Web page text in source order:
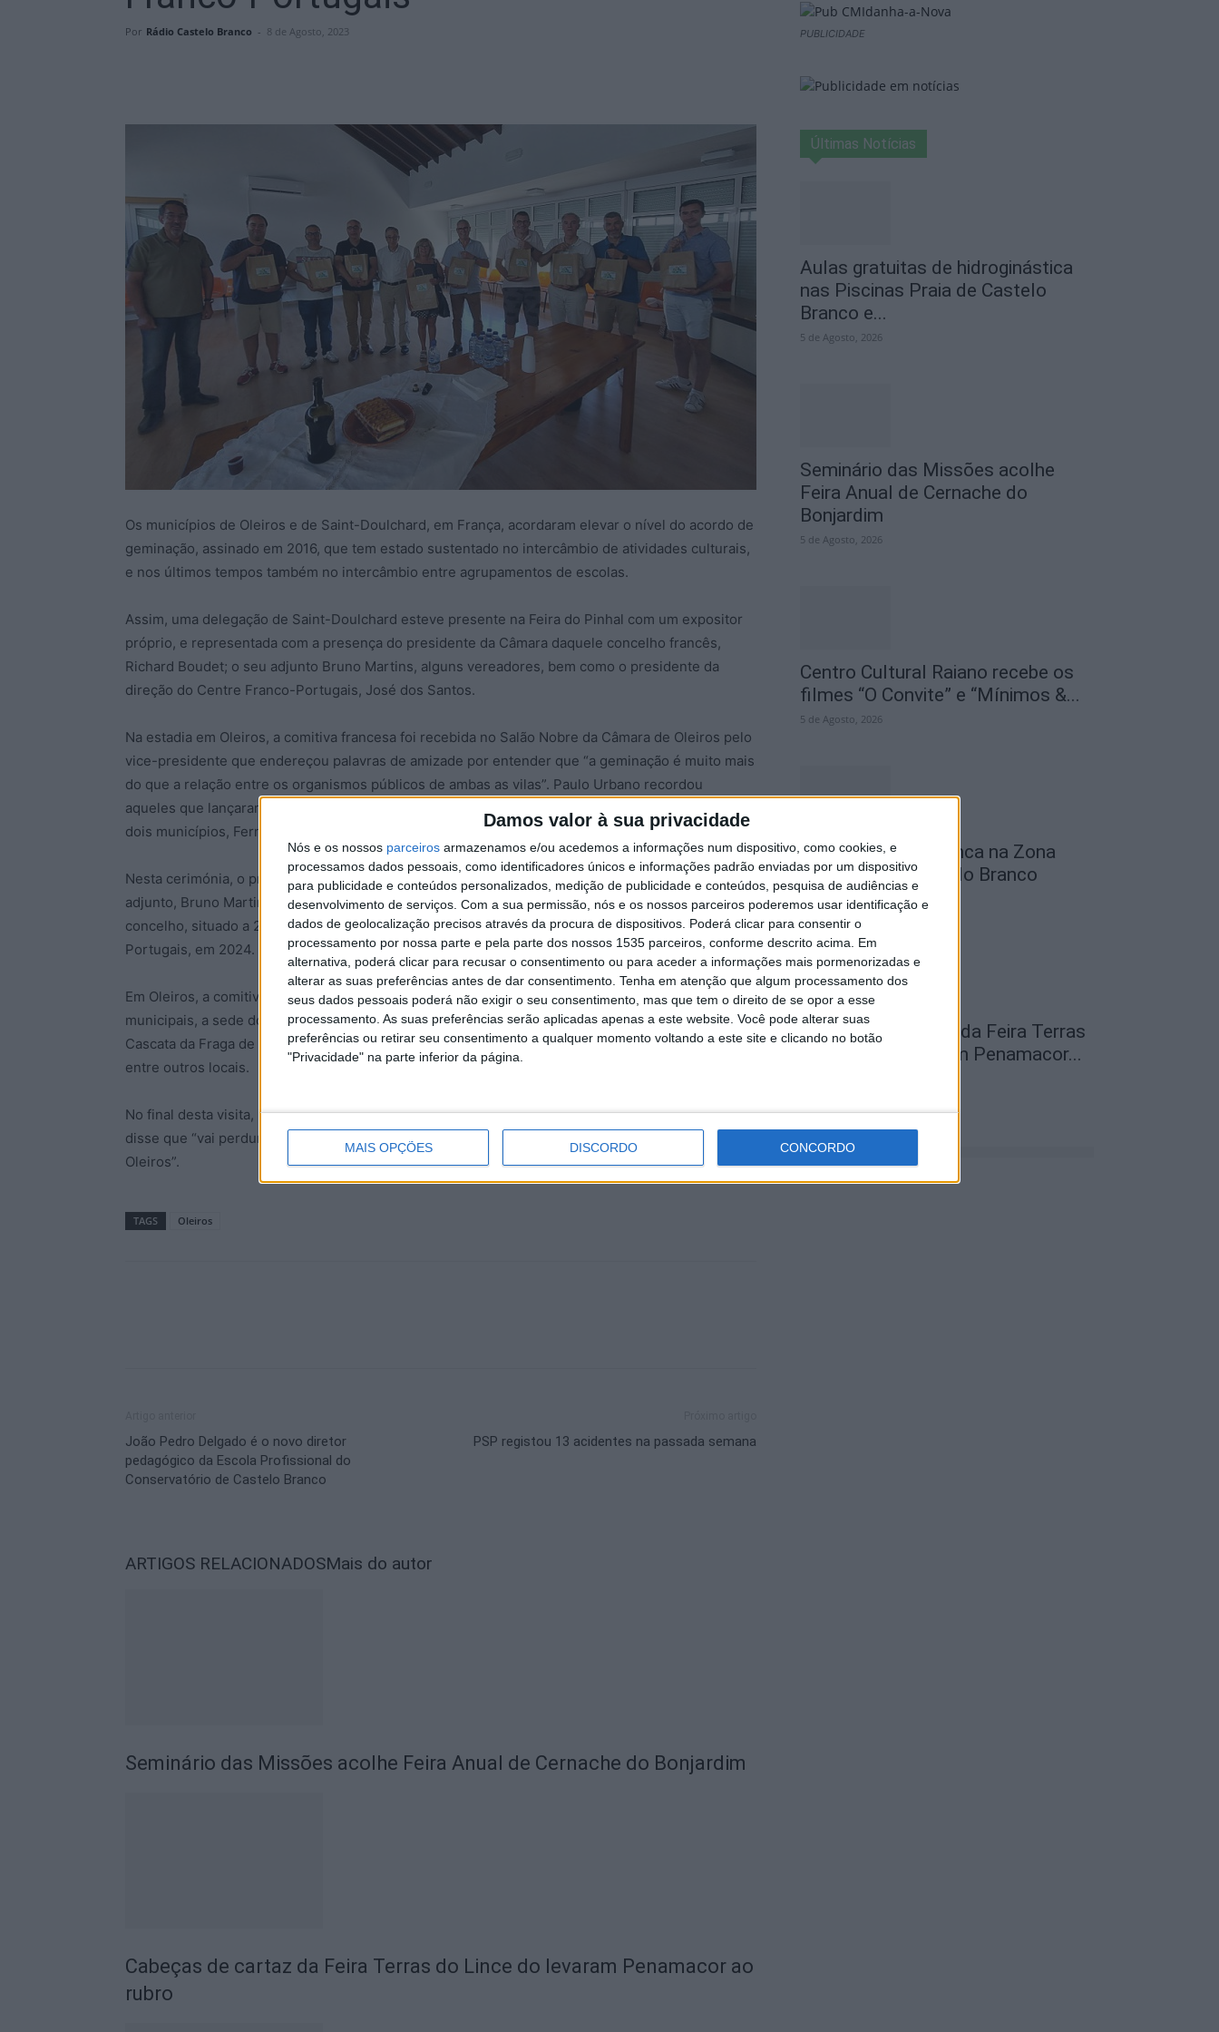
Damos valor à sua privacidade
Nós e os nossos parceiros armazenamos e/ou acedemos a informações num dispositivo, como cookies, e
processamos dados pessoais, como identificadores únicos e informações padrão enviadas por um dispositivo
para publicidade e conteúdos personalizados, medição de publicidade e conteúdos, pesquisa de audiências e
desenvolvimento de serviços. Com a sua permissão, nós e os nossos parceiros poderemos usar identificação e
dados de geolocalização precisos através da procura de dispositivos. Poderá clicar para consentir o
processamento por nossa parte e pela parte dos nossos 1535 parceiros, conforme descrito acima. Em
alternativa, poderá clicar para recusar o consentimento ou para aceder a informações mais pormenorizadas e
alterar as suas preferências antes de dar consentimento. Tenha em atenção que algum processamento dos
seus dados pessoais poderá não exigir o seu consentimento, mas que tem o direito de se opor a esse
processamento. As suas preferências serão aplicadas apenas a este website. Você pode alterar suas
preferências ou retirar seu consentimento a qualquer momento voltando a este site e clicando no botão
"Privacidade" na parte inferior da página.
MAIS OPÇÕES DISCORDO CONCORDO
Por Rádio Castelo Branco - 8 de Agosto, 2023
Os municípios de Oleiros e de Saint-Doulchard, em França, acordaram elevar o nível do acordo de
geminação, assinado em 2016, que tem estado sustentado no intercâmbio de atividades culturais,
e nos últimos tempos também no intercâmbio entre agrupamentos de escolas.
Assim, uma delegação de Saint-Doulchard esteve presente na Feira do Pinhal com um expositor
próprio, e representada com a presença do presidente da Câmara daquele concelho francês,
Richard Boudet; o seu adjunto Bruno Martins, alguns vereadores, bem como o presidente da
direção do Centre Franco-Portugais, José dos Santos.
Na estadia em Oleiros, a comitiva francesa foi recebida no Salão Nobre da Câmara de Oleiros pelo
vice-presidente que endereçou palavras de amizade por entender que “a geminação é muito mais
do que a relação entre os organismos públicos de ambas as vilas”. Paulo Urbano recordou
aqueles que lançaram a semente da geminação Oleiros – Saint-Doulchard, os ex-autarcas dos
dois municípios, Fernando Jorge e Daniel Bezard.
Nesta cerimónia, o presidente da Câmara de Saint-Doulchard anunciou que irá delegar no seu
adjunto, Bruno Martins, a tarefa de organizar mais uma viagem de uma comitiva oleirense àquele
concelho, situado a 250km a sul de Paris, aquando do 50º aniversário do Centre Franco-
Portugais, em 2024.
Em Oleiros, a comitiva francesa visitou o projeto cultural “Arte à Porta”, a Igreja Matriz, os serviços
municipais, a sede do GAIO (que já atuou em Saint-Doulchard), a Junta de Freguesia do Orvalho, a
Cascata da Fraga de Água D’Alta, o miradouro do Mosqueiro, a oficina do artista Jorge Marquez,
entre outros locais.
No final desta visita, promovida pelo Município de Oleiros, Richard Boudet, em jeito de balanço
disse que “vai perdurar” no seu coração “a forma calorosa como fomos recebidos pelas gentes de
Oleiros”.
TAGS Oleiros
João Pedro Delgado é o novo diretor
pedagógico da Escola Profissional do
Conservatório de Castelo Branco
PSP registou 13 acidentes na passada semana
ARTIGOS RELACIONADOSMais do autor
Seminário das Missões acolhe Feira Anual de Cernache do Bonjardim
Cabeças de cartaz da Feira Terras do Lince do levaram Penamacor ao
rubro
PUBLICIDADE
Últimas Notícias
Aulas gratuitas de hidroginástica
nas Piscinas Praia de Castelo
Branco e...
5 de Agosto, 2026
Seminário das Missões acolhe
Feira Anual de Cernache do
Bonjardim
5 de Agosto, 2026
Centro Cultural Raiano recebe os
filmes “O Convite” e “Mínimos &...
5 de Agosto, 2026
Obra na Rua D arranca na Zona
Industrial de Castelo Branco
5 de Agosto, 2026
Cabeças de cartaz da Feira Terras
do Lince do levaram Penamacor...